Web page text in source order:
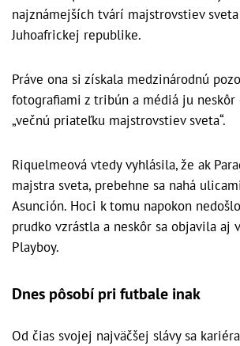
najznámejších tvárí majstrovstiev
Juhoafrickej republike.
Práve ona si získala medzinárodnú
fotografiami z tribún a médiá ju neskôr
„večnú priateľku majstrovstiev sveta“.
Riquelmeová vtedy vyhlásila, že ak
majstra sveta, prebehne sa nahá
Asunción. Hoci k tomu napokon
prudko vzrástla a neskôr sa objavila aj
Playboy.
Dnes pôsobí pri futbale inak
Od čias svojej najväčšej slávy sa